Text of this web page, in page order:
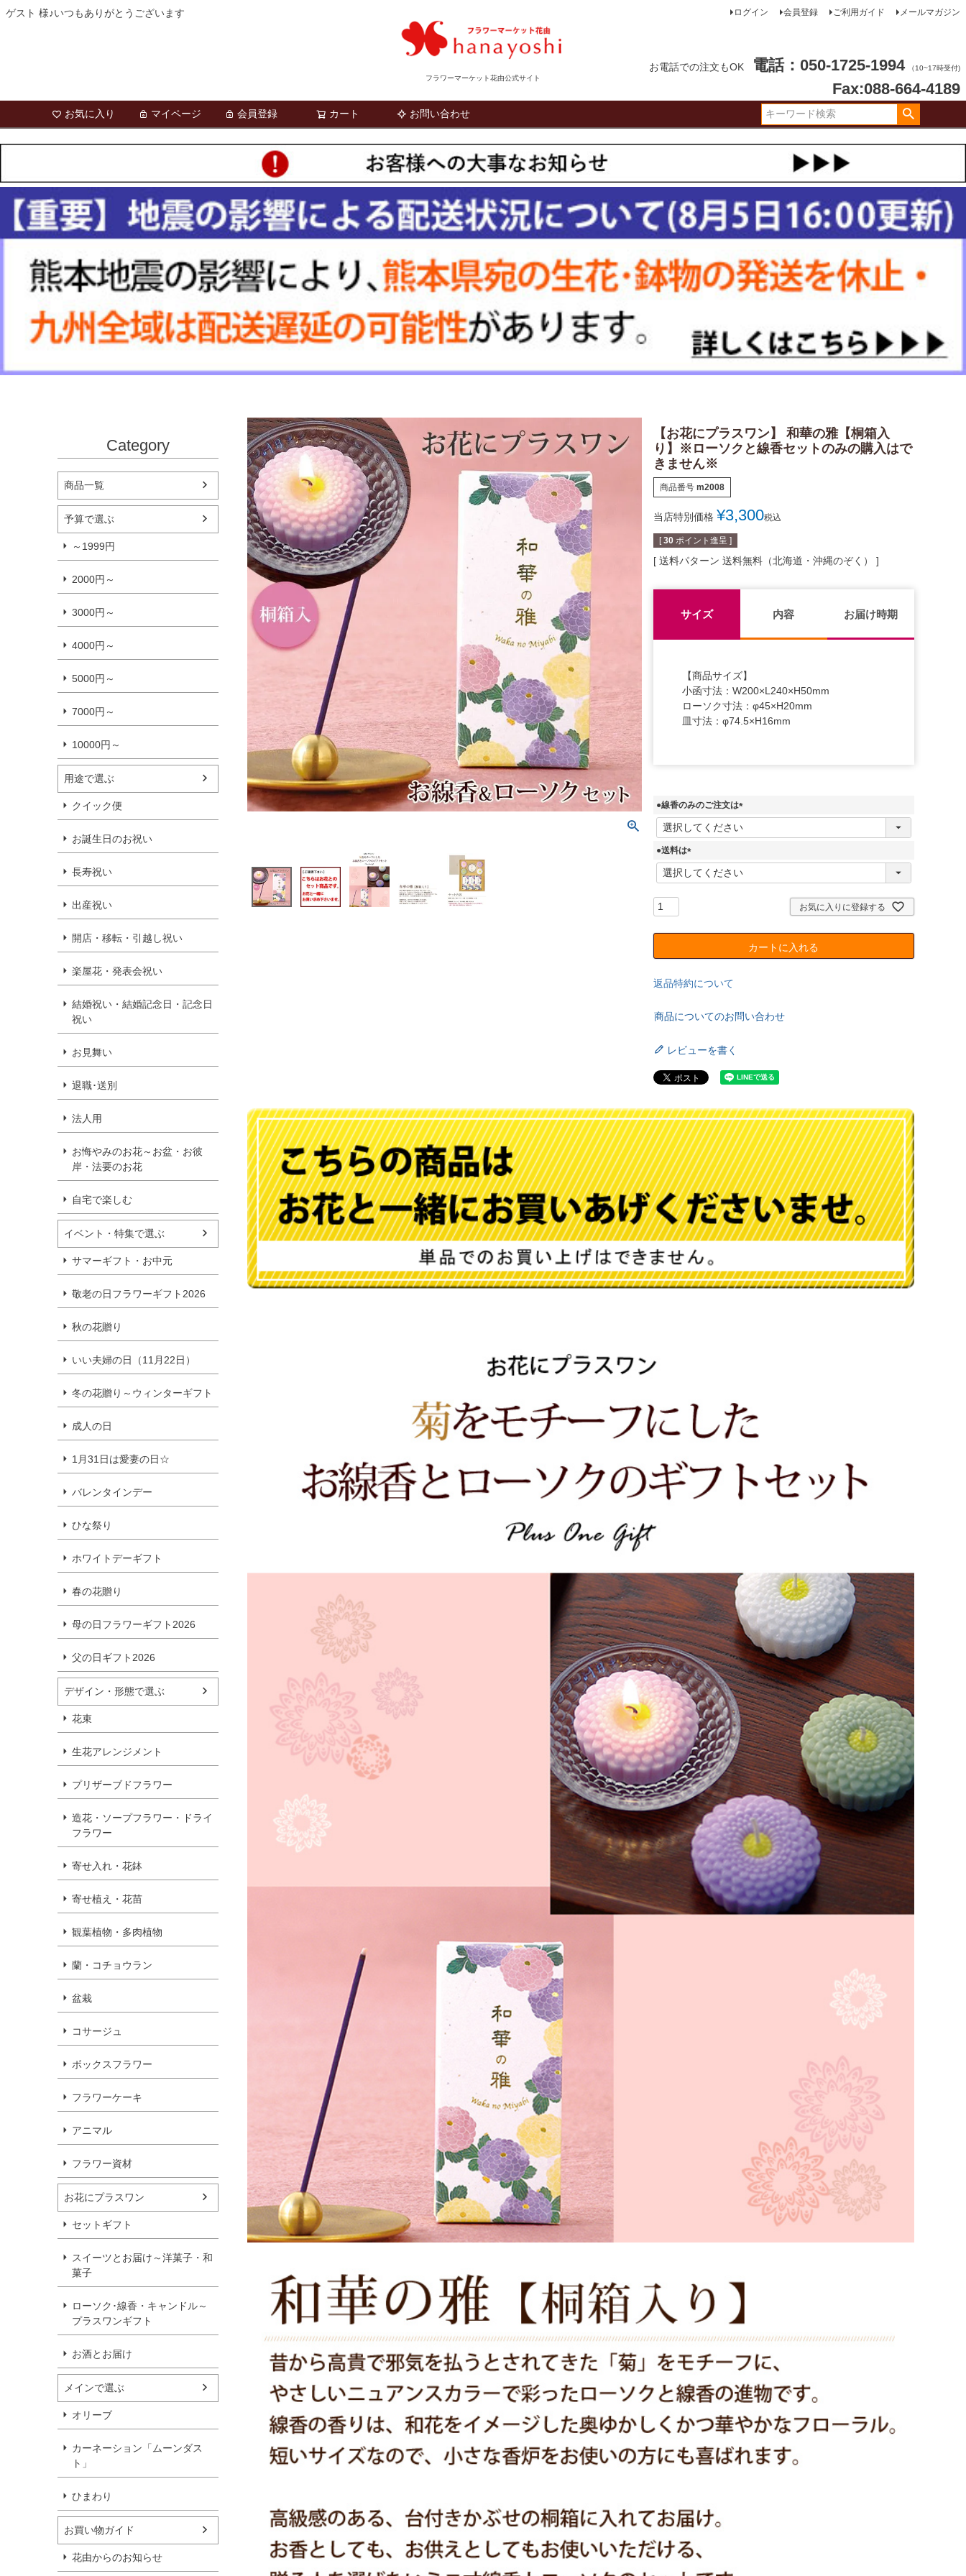
ゲスト 様♪いつもありがとうございます
フラワーマーケット花由公式サイト
ログイン 会員登録 ご利用ガイド メールマガジン
お電話での注文もOK 電話：050-1725-1994 （10~17時受付)
Fax:088-664-4189
お気に入り マイページ 会員登録 カート お問い合わせ
Category
商品一覧
予算で選ぶ
～1999円
2000円～
3000円～
4000円～
5000円～
7000円～
10000円～
用途で選ぶ
クイック便
お誕生日のお祝い
長寿祝い
出産祝い
開店・移転・引越し祝い
楽屋花・発表会祝い
結婚祝い・結婚記念日・記念日
祝い
お見舞い
退職･送別
法人用
お悔やみのお花～お盆・お彼
岸・法要のお花
自宅で楽しむ
イベント・特集で選ぶ
サマーギフト・お中元
敬老の日フラワーギフト2026
秋の花贈り
いい夫婦の日（11月22日）
冬の花贈り～ウィンターギフト
成人の日
1月31日は愛妻の日☆
バレンタインデー
ひな祭り
ホワイトデーギフト
春の花贈り
母の日フラワーギフト2026
父の日ギフト2026
デザイン・形態で選ぶ
花束
生花アレンジメント
プリザーブドフラワー
造花・ソープフラワー・ドライ
フラワー
寄せ入れ・花鉢
寄せ植え・花苗
観葉植物・多肉植物
蘭・コチョウラン
盆栽
コサージュ
ボックスフラワー
フラワーケーキ
アニマル
フラワー資材
お花にプラスワン
セットギフト
スイーツとお届け～洋菓子・和
菓子
ローソク･線香・キャンドル～
プラスワンギフト
お酒とお届け
メインで選ぶ
オリーブ
カーネーション「ムーンダス
ト」
ひまわり
お買い物ガイド
花由からのお知らせ
【お花にプラスワン】 和華の雅【桐箱入
り】※ローソクと線香セットのみの購入はで
きません※
商品番号 m2008
当店特別価格 ¥3,300税込
[ 30 ポイント進呈 ]
送料パターン 送料無料（北海道・沖縄のぞく）
サイズ 内容 お届け時期
【商品サイズ】
小函寸法：W200×L240×H50mm
ローソク寸法：φ45×H20mm
皿寸法：φ74.5×H16mm
●線香のみのご注文は
(
●送料は
(
必
お気に入りに登録する
カートに入れる
返品特約について
商品についてのお問い合わせ
レビューを書く